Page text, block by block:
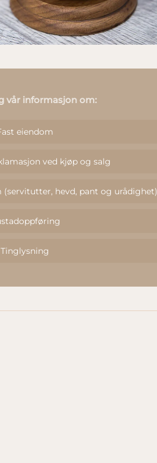
vår informasjon om:
eiendom
ved kjøp og salg
hevd, pant og urådighet)
Tinglysning